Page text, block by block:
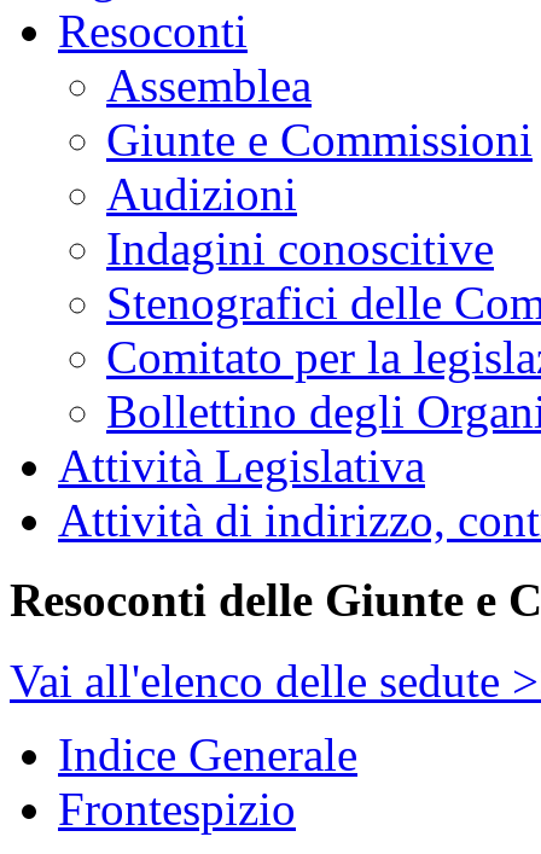
Resoconti
Assemblea
Giunte e Commissioni
Audizioni
Indagini conoscitive
Stenografici delle
Comitato per la
Bollettino degli
Attività Legislativa
Attività di indirizzo,
Resoconti delle Giunte e
Vai all'elenco delle sedute
Indice Generale
Frontespizio